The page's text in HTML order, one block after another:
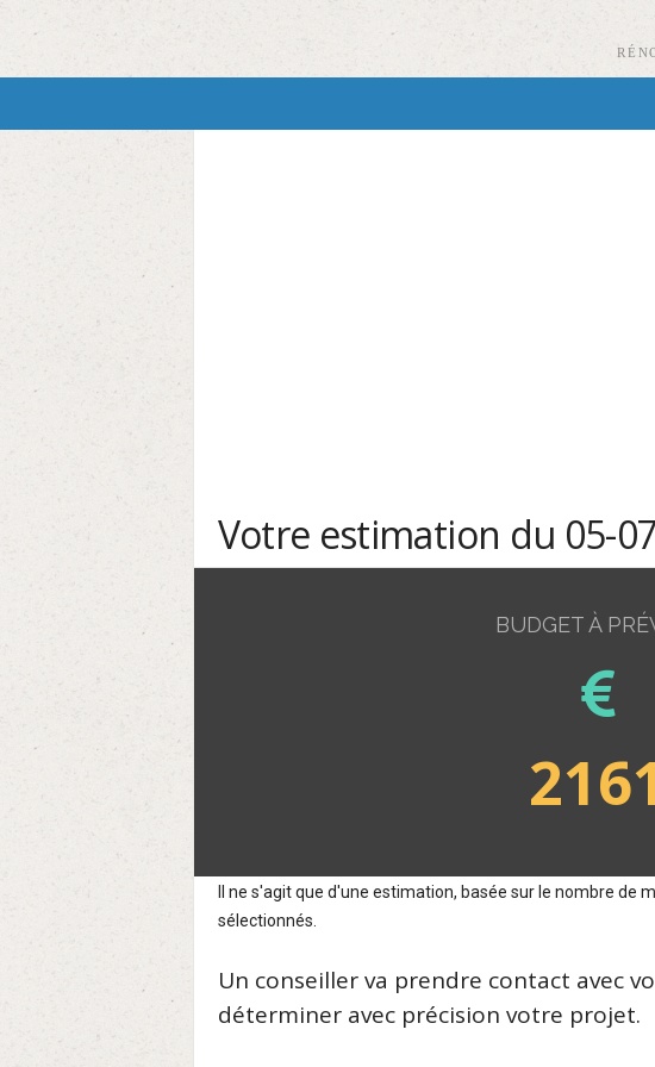
Votre estimation du 05-
BUDGET À
Il ne s'agit que d'une estimation, basée sur le nombre de
sélectionnés.
Un conseiller va prendre contact avec
déterminer avec précision votre projet.